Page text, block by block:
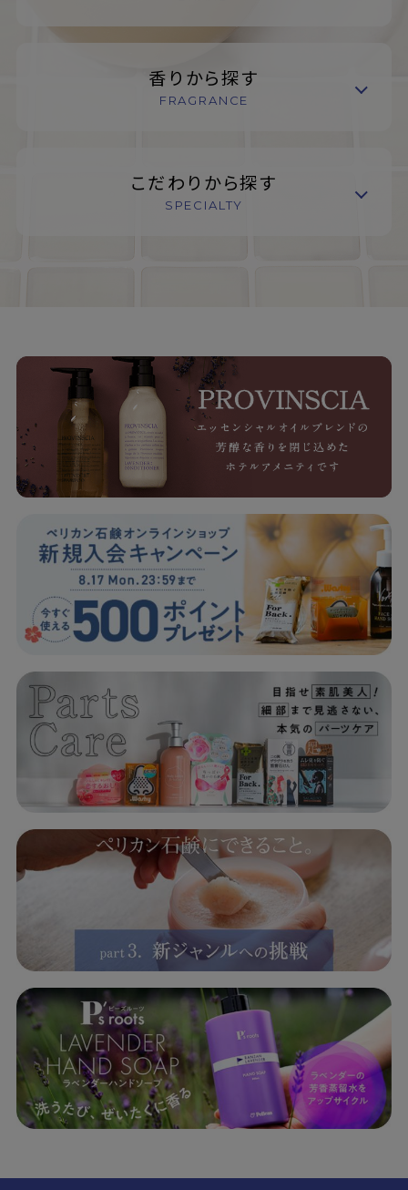
香りから探す
FRAGRANCE
こだわりから探す
SPECIALTY